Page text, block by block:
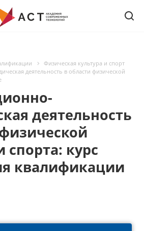
Физическая культура и спорт
деятельность в области физической
деятельность
спорта: курс
квалификации